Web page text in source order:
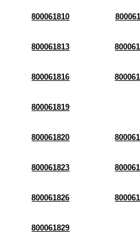
800061810
800061813
800061816
800061819
800061820
800061823
800061826
800061829